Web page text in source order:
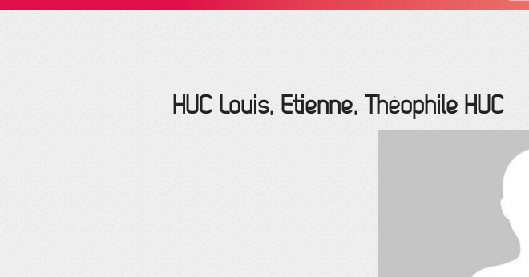
HUC Louis, Etienne, Théophile HUC